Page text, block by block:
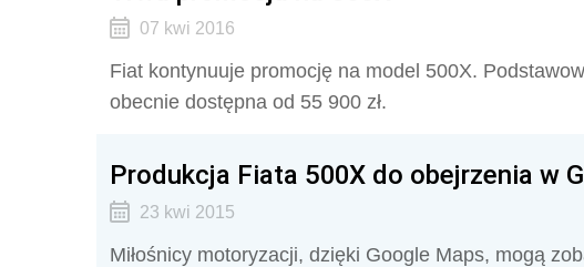
07 kwi 2016
Fiat kontynuuje promocję na model 500X.
obecnie dostępna od 55 900 zł.
Produkcja Fiata 500X do obejrzenia w
23 kwi 2015
Miłośnicy motoryzacji, dzięki Google Maps, mogą